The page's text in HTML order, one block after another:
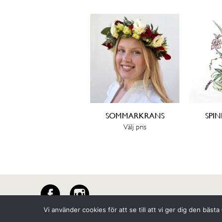
SOMMARKRANS
Välj pris
Vi använder cookies för att se till att vi ger dig den